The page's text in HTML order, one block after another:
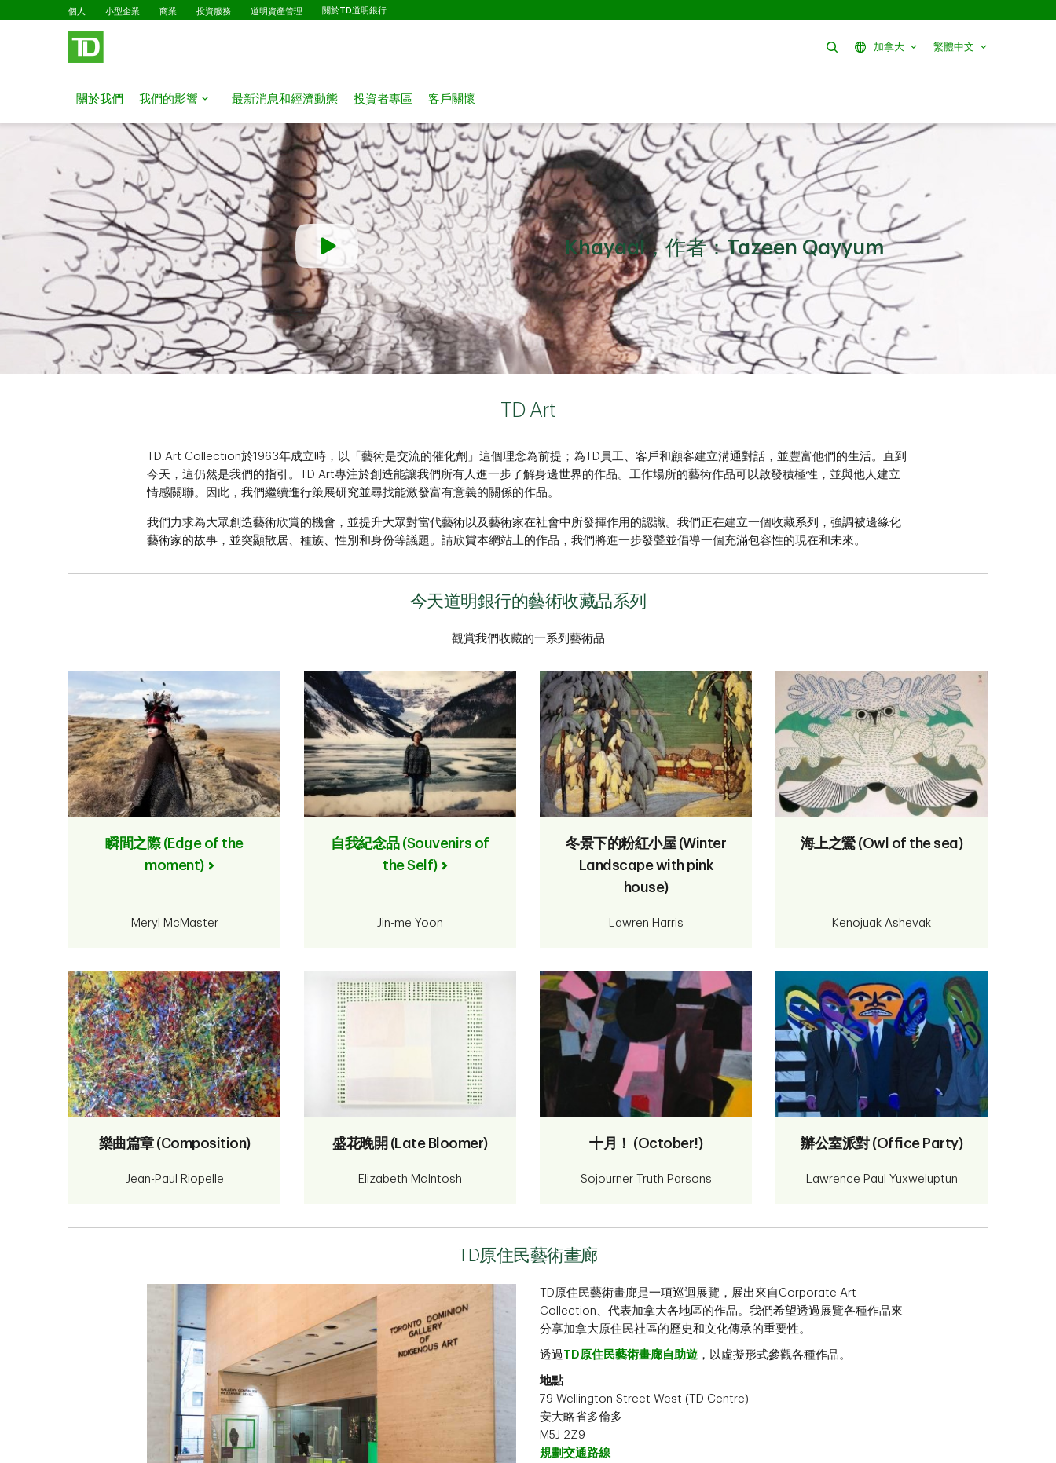
略過進入主要內容
個人 小型企業 商業 投資服務 道明資產管理 關於TD道明銀行
搜尋 加拿大 繁體中文
關於我們 我們的影響 最新消息和經濟動態 投資者專區 客戶關懷
Khayaal，作者：Tazeen Qayyum
TD Art
TD Art Collection於1963年成立時，以「藝術是交流的催化劑」這個理念為前提；為TD員工、客戶和顧客建立溝通對話，並豐富他們的生活。直到
今天，這仍然是我們的指引。TD Art專注於創造能讓我們所有人進一步了解身邊世界的作品。工作場所的藝術作品可以啟發積極性，並與他人建立
情感關聯。因此，我們繼續進行策展研究並尋找能激發富有意義的關係的作品。
我們力求為大眾創造藝術欣賞的機會，並提升大眾對當代藝術以及藝術家在社會中所發揮作用的認識。我們正在建立一個收藏系列，強調被邊緣化
藝術家的故事，並突顯散居、種族、性別和身份等議題。請欣賞本網站上的作品，我們將進一步發聲並倡導一個充滿包容性的現在和未來。
今天道明銀行的藝術收藏品系列
觀賞我們收藏的一系列藝術品
瞬間之際 (Edge of the
moment)
Meryl McMaster
自我紀念品 (Souvenirs of
the Self)
Jin-me Yoon
冬景下的粉紅小屋 (Winter
Landscape with pink
house)
Lawren Harris
海上之鶯 (Owl of the sea)
Kenojuak Ashevak
樂曲篇章 (Composition)
Jean-Paul Riopelle
盛花晚開 (Late Bloomer)
Elizabeth McIntosh
十月！ (October!)
Sojourner Truth Parsons
辦公室派對 (Office Party)
Lawrence Paul Yuxweluptun
TD原住民藝術畫廊
TD原住民藝術畫廊是一項巡迴展覽，展出來自Corporate Art
Collection、代表加拿大各地區的作品。我們希望透過展覽各種作品來
分享加拿大原住民社區的歷史和文化傳承的重要性。
透過 TD原住民藝術畫廊自助遊 ，以虛擬形式參觀各種作品。
地點
79 Wellington Street West (TD Centre)
安大略省多倫多
M5J 2Z9
規劃交通路線